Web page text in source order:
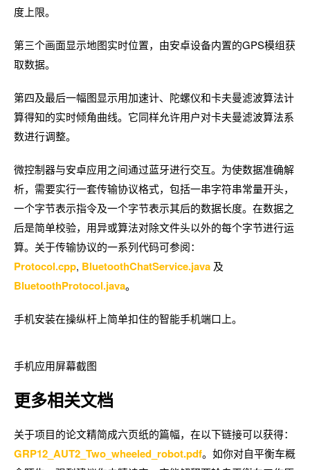
度上限。
第三个画面显示地图实时位置，由安卓设备内置的GPS模组获
取数据。
第四及最后一幅图显示用加速计、陀螺仪和卡夫曼滤波算法计
算得知的实时倾角曲线。它同样允许用户对卡夫曼滤波算法系
数进行调整。
微控制器与安卓应用之间通过蓝牙进行交互。为使数据准确解
析，需要实行一套传输协议格式，包括一串字符串常量开头，
一个字节表示指令及一个字节表示其后的数据长度。在数据之
后是简单校验，用异或算法对除文件头以外的每个字节进行运
算。关于传输协议的一系列代码可参阅：
Protocol.cpp, BluetoothChatService.java 及
BluetoothProtocol.java。
手机安装在操纵杆上简单扣住的智能手机端口上。
手机应用屏幕截图
更多相关文档
关于项目的论文精简成六页纸的篇幅，在以下链接可以获得：
GRP12_AUT2_Two_wheeled_robot.pdf。如你对自平衡车概